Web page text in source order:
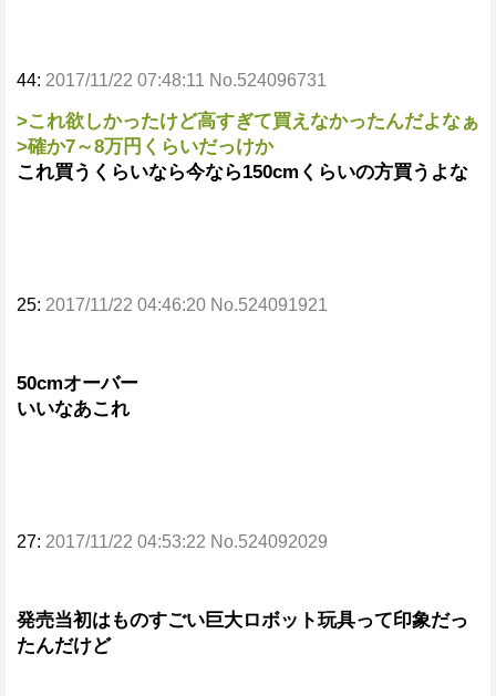
44: 2017/11/22 07:48:11 No.524096731
>これ欲しかったけど高すぎて買えなかったんだよなぁ
>確か7～8万円くらいだっけか
これ買うくらいなら今なら150cmくらいの方買うよな
25: 2017/11/22 04:46:20 No.524091921
50cmオーバー
いいなあこれ
27: 2017/11/22 04:53:22 No.524092029
発売当初はものすごい巨大ロボット玩具って印象だっ
たんだけど